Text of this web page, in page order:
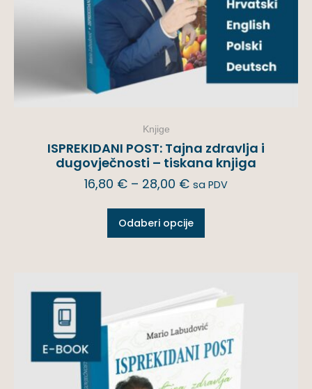
Knjige
ISPREKIDANI POST: Tajna zdravlja i
dugovječnosti – tiskana knjiga
16,80 € – 28,00 € sa PDV
Odaberi opcije